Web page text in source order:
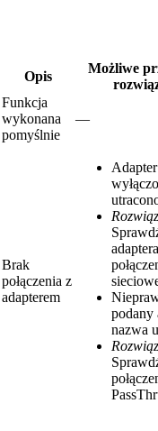
Opis
Możliwe
Funkcja
wykonana
pomyślnie
—
Brak
połączenia z
adapterem
podany
nazwa